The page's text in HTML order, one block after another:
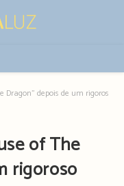
Dragon” depois de um rigoroso
of The
rigoroso